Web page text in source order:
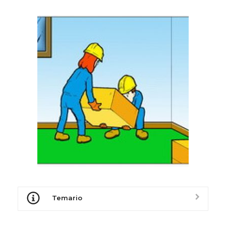
Temario